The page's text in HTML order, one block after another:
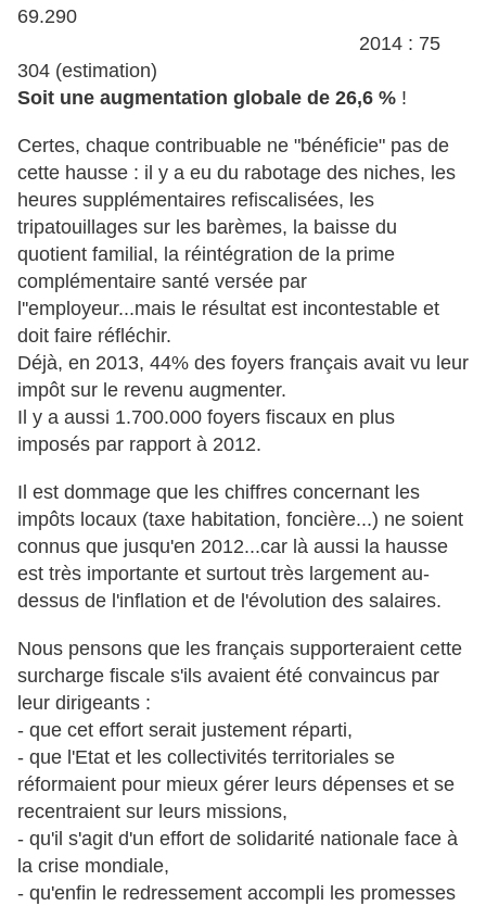
69.290
2014 : 75
304 (estimation)
Soit une augmentation globale de 26,6 % !
Certes, chaque contribuable ne "bénéficie" pas de
cette hausse : il y a eu du rabotage des niches, les
heures supplémentaires refiscalisées, les
tripatouillages sur les barèmes, la baisse du
quotient familial, la réintégration de la prime
complémentaire santé versée par
l''employeur...mais le résultat est incontestable et
doit faire réfléchir.
Déjà, en 2013, 44% des foyers français avait vu leur
impôt sur le revenu augmenter.
Il y a aussi 1.700.000 foyers fiscaux en plus
imposés par rapport à 2012.
Il est dommage que les chiffres concernant les
impôts locaux (taxe habitation, foncière...) ne soient
connus que jusqu'en 2012...car là aussi la hausse
est très importante et surtout très largement au-
dessus de l'inflation et de l'évolution des salaires.
Nous pensons que les français supporteraient cette
surcharge fiscale s'ils avaient été convaincus par
leur dirigeants :
- que cet effort serait justement réparti,
- que l'Etat et les collectivités territoriales se
réformaient pour mieux gérer leurs dépenses et se
recentraient sur leurs missions,
- qu'il s'agit d'un effort de solidarité nationale face à
la crise mondiale,
- qu'enfin le redressement accompli les promesses